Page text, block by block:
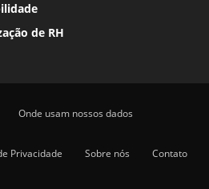
de RH
Onde usam nossos dados
Privacidade Sobre nós Contato